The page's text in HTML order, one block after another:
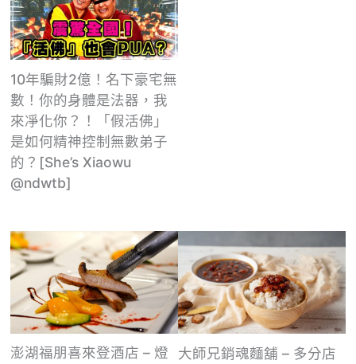
10年騙財2億！名下豪宅無
數！你的身體是法器，我
來凈化你？！「假活佛」
是如何精神控制無數弟子
的？[She’s Xiaowu
@ndwtb]
澎湖福朋喜來登酒店 – 燈
大師兄銷魂麵舖 – 多分店